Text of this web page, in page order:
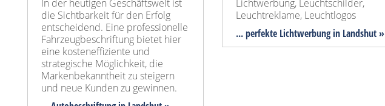
In der heutigen Geschäftswelt ist
die Sichtbarkeit für den Erfolg
entscheidend. Eine professionelle
Fahrzeugbeschriftung bietet hier
eine kosteneffiziente und
strategische Möglichkeit, die
Markenbekanntheit zu steigern
und neue Kunden zu gewinnen.
Lichtwerbung, Leuchtschilder,
Leuchtreklame, Leuchtlogos
... perfekte Lichtwerbung in Landshut »